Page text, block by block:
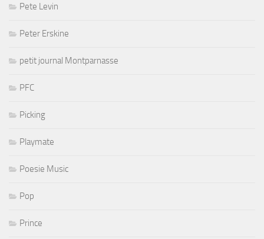
Pete Levin
Peter Erskine
petit journal Montparnasse
PFC
Picking
Playmate
Poesie Music
Pop
Prince